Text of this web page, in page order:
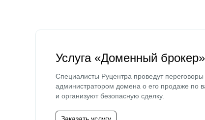
Услуга «Доменный брокер»
Специалисты Руцентра проведут переговоры
администратором домена о его продаже по
и организуют безопасную сделку.